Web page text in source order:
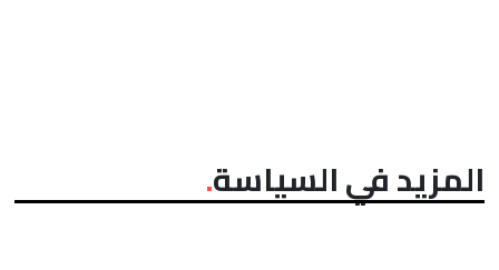
المزيد في السياسة